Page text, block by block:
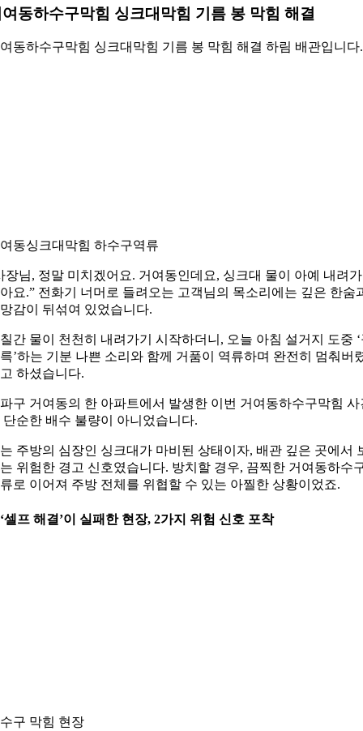
동하수구막힘 싱크대막힘 기름 봉 막힘 해결
동하수구막힘 싱크대막힘 기름 봉 막힘 해결 하림 배관입니다.
동싱크대막힘 하수구역류
장님, 정말 미치겠어요. 거여동인데요, 싱크대 물이 아예 내려
요.” 전화기 너머로 들려오는 고객님의 목소리에는 깊은 한숨
감이 뒤섞여 있었습니다.
간 물이 천천히 내려가기 시작하더니, 오늘 아침 설거지 도중 ‘
’하는 기분 나쁜 소리와 함께 거품이 역류하며 완전히 멈춰버
하셨습니다.
구 거여동의 한 아파트에서 발생한 이번 거여동하수구막힘 사
단순한 배수 불량이 아니었습니다.
주방의 심장인 싱크대가 마비된 상태이자, 배관 깊은 곳에서
위험한 경고 신호였습니다. 방치할 경우, 끔찍한 거여동하수
로 이어져 주방 전체를 위협할 수 있는 아찔한 상황이었죠.
셀프 해결’이 실패한 현장, 2가지 위험 신호 포착
구 막힘 현장